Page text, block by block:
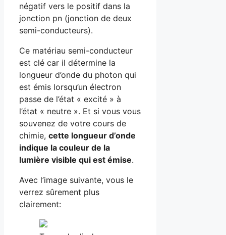
négatif vers le positif dans la
jonction pn (jonction de deux
semi-conducteurs).
Ce matériau semi-conducteur
est clé car il détermine la
longueur d’onde du photon qui
est émis lorsqu’un électron
passe de l’état « excité » à
l’état « neutre ». Et si vous vous
souvenez de votre cours de
chimie, cette longueur d’onde
indique la couleur de la
lumière visible qui est émise.
Avec l’image suivante, vous le
verrez sûrement plus
clairement: